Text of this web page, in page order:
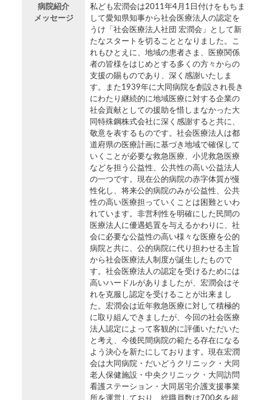
病院紹介
メッセージ
私ども宏潤会は2011年4月1日付けをもちま
して愛知県知事から社会医療法人の認定を
うけ「社会医療法人社団 宏潤会」として新
たなスタートを切ることとなりました。こ
れもひとえに、地域の患者さま、医療関係
者の皆様をはじめとする多くの方々からの
支援の賜ものであり、深く感謝いたしま
す。また1939年に大同病院を創設され長き
にわたり継続的に地域医療に対する企業の
社会貢献としての援助を惜しまなかった大
同特殊鋼株式会社に深く感謝すると共に、
敬意を表するものです。社会医療法人は都
道府県の医療計画に基づき地域で確保して
いくことが必要な救急医療、小児救急医療
などを担う公益性、公共性の高い公益法人
の一つです。現在公的病院の赤字体質が慢
性化し、将来公的病院のみが公益性、公共
性の高い医療担っていくことは困難といわ
れています。非営利性を明確にした民間の
医療法人に優遇処置を与えるかわりに、社
会に必要な公益性の高い様々な医療を公的
病院と共に、公的病院に代り担わせる主旨
から社会医療法人制度が誕生したもので
す。社会医療法人の認定を受けるためには
高いハードルがありましたが、宏潤会はそ
れを克服し認定を受けることが出来まし
た。宏潤会は近年救急医療に対して積極的
に取り組んできましたが、今回の社会医療
法人認定によって客観的に評価いただいた
と考え、今後民間病院の範たる存在になる
よう決心を新たにしております。現在宏潤
会は大同病院・だいどうクリニック・大同
老人保健施設・中央クリニック・大同訪問
看護ステーション・大同居宅介護支援事業
所を運営しており、総職員数は700名を超